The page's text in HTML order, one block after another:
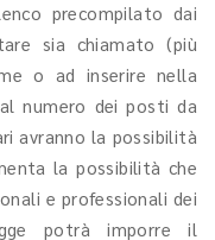
precompilato dai
sia chiamato (più
o ad inserire nella
numero dei posti da
avranno la possibilità
la possibilità che
e professionali dei
potrà imporre il